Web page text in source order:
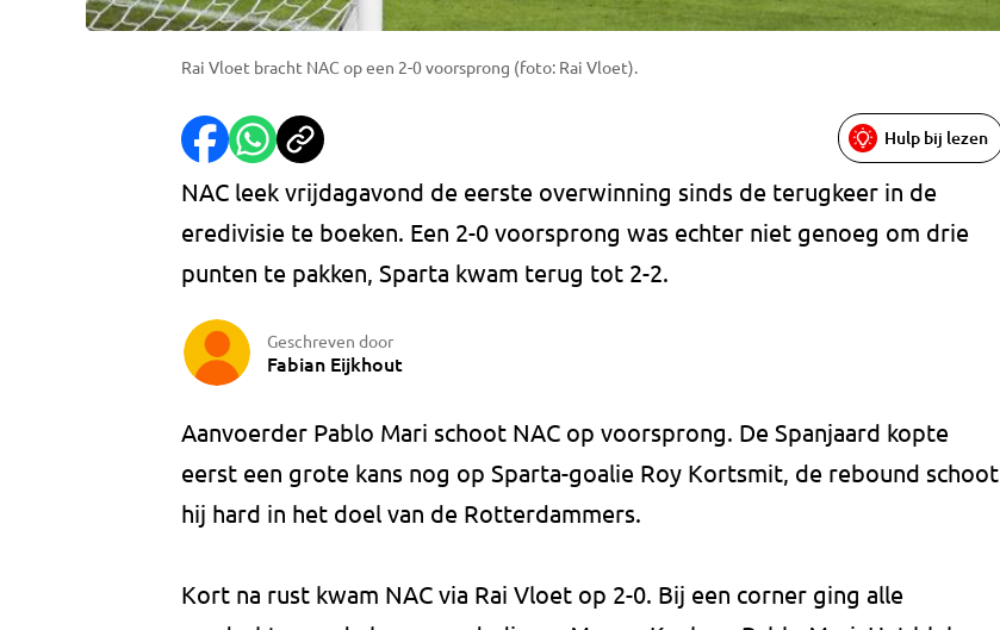
Rai Vloet bracht NAC op een 2-0 voorsprong (foto: Rai Vloet).
Hulp bij lezen
NAC leek vrijdagavond de eerste overwinning sinds de terugkeer in de
eredivisie te boeken. Een 2-0 voorsprong was echter niet genoeg om drie
punten te pakken, Sparta kwam terug tot 2-2.
Geschreven door
Fabian Eijkhout
Aanvoerder Pablo Mari schoot NAC op voorsprong. De Spanjaard kopte
eerst een grote kans nog op Sparta-goalie Roy Kortsmit, de rebound schoot
hij hard in het doel van de Rotterdammers.
Kort na rust kwam NAC via Rai Vloet op 2-0. Bij een corner ging alle